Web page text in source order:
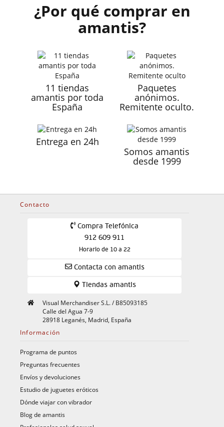
¿Por qué comprar en
amantis?
11 tiendas
amantis por toda
España
Paquetes
anónimos.
Remitente oculto.
Entrega en 24h
Somos amantis
desde 1999
Contacto
Compra Telefónica
912 609 911
Horario de 10 a 22
Contacta con amantis
Tiendas amantis
Visual Merchandiser S.L. / B85093185
Calle del Agua 7-9
28918 Leganés, Madrid, España
Información
Programa de puntos
Preguntas frecuentes
Envíos y devoluciones
Estudio de juguetes eróticos
Dónde viajar con vibrador
Blog de amantis